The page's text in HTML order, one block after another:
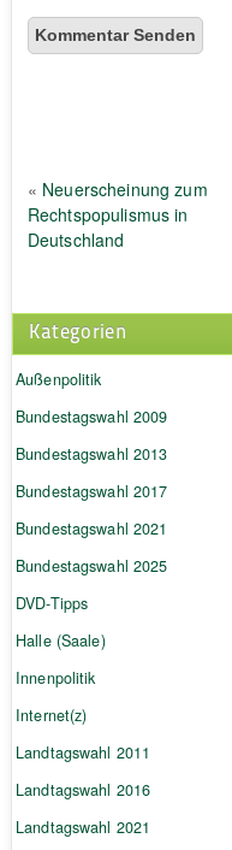
« Neuerscheinung zum
Rechtspopulismus in
Deutschland
Kategorien
Außenpolitik
Bundestagswahl 2009
Bundestagswahl 2013
Bundestagswahl 2017
Bundestagswahl 2021
Bundestagswahl 2025
DVD-Tipps
Halle (Saale)
Innenpolitik
Internet(z)
Landtagswahl 2011
Landtagswahl 2016
Landtagswahl 2021